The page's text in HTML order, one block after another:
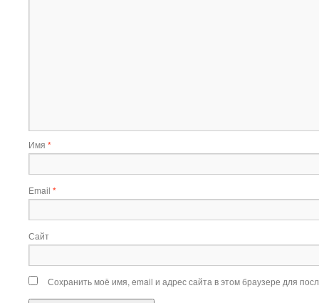
Имя *
Email *
Сайт
Сохранить моё имя, email и адрес сайта в этом браузере для